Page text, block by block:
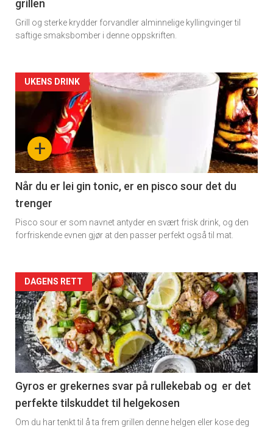
grillen
Grill og sterke krydder forvandler alminnelige kyllingvinger til
saftige smaksbomber i denne oppskriften.
Artikler
detail
section
11
Dagens
rett
+
UKENS DRINK
Når du er lei gin tonic, er en pisco sour det du
trenger
Pisco sour er som navnet antyder en svært frisk drink, og den
forfriskende evnen gjør at den passer perfekt også til mat.
Artikler
detail
-
section
11
Dagens
DAGENS RETT
Gyros er grekernes svar på rullekebab og er det
perfekte tilskuddet til helgekosen
Om du har tenkt til å ta frem grillen denne helgen eller kose deg